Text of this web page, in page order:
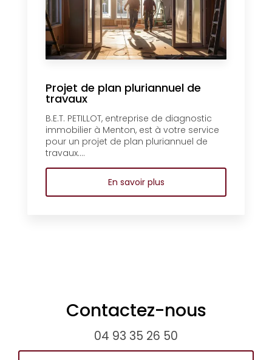
Projet de plan pluriannuel de
travaux
B.E.T. PETILLOT, entreprise de diagnostic
immobilier à Menton, est à votre service
pour un projet de plan pluriannuel de
travaux....
En savoir plus
Contactez-nous
04 93 35 26 50